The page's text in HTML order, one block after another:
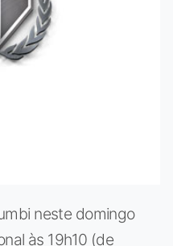
neste domingo
às 19h10 (de